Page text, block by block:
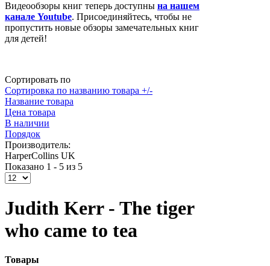
Видеообзоры книг теперь доступны на нашем
канале Youtube. Присоединяйтесь, чтобы не
пропустить новые обзоры замечательных книг
для детей!
Сортировать по
Сортировка по названию товара +/-
Название товара
Цена товара
В наличии
Порядок
Производитель:
HarperCollins UK
Показано 1 - 5 из 5
Judith Kerr - The tiger
who came to tea
Товары